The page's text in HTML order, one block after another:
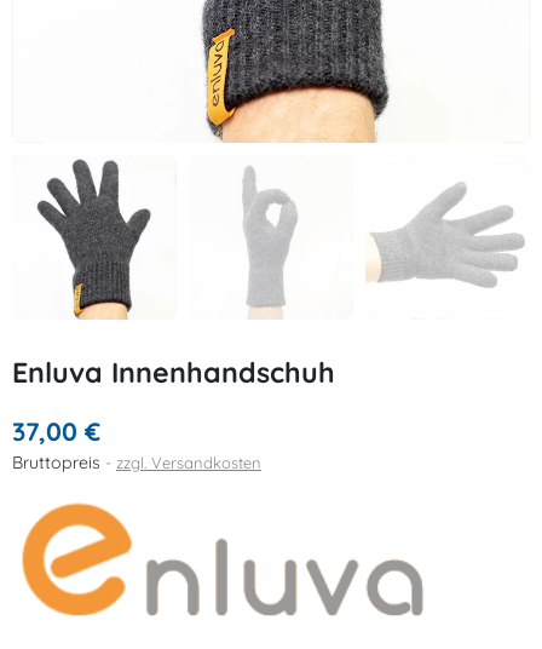
Enluva Innenhandschuh
37,00 €
Bruttopreis zzgl. Versandkosten